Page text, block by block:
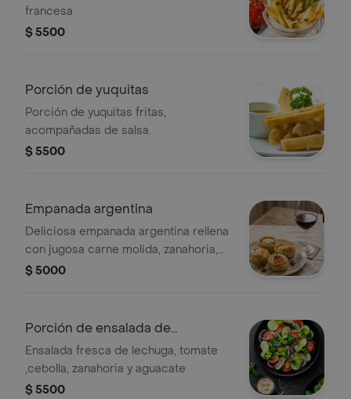
francesa
$ 5500
Porción de yuquitas
Porción de yuquitas fritas,
acompañadas de salsa.
$ 5500
Empanada argentina
Deliciosa empanada argentina rellena
con jugosa carne molida, zanahoria,
pimentón y aceitunas.
$ 5000
Porción de ensalada de
vegetales
Ensalada fresca de lechuga, tomate
,cebolla, zanahoria y aguacate
$ 5500